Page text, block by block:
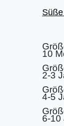
10
2-3
4-5
6-10